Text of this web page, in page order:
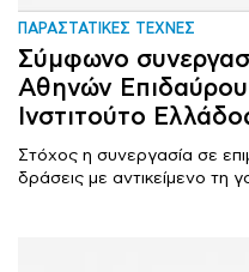
ΠΑΡΑΣΤΑΤΙΚΕΣ ΤΕΧΝΕΣ
Σύμφωνο
Αθηνών Επιδαύρου
Ινστιτούτο
Στόχος η συνεργασία σε
δράσεις με αντικείμενο τη